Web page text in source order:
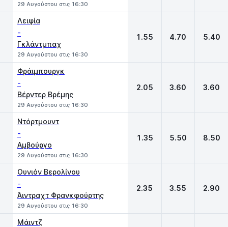
29 Αυγούστου στις 16:30
Λειψία
-
Γκλάντμπαχ
29 Αυγούστου στις 16:30
1.55 4.70 5.40
Φράιμπουργκ
-
Βέρντερ Βρέμης
29 Αυγούστου στις 16:30
2.05 3.60 3.60
Ντόρτμουντ
-
Αμβούργο
29 Αυγούστου στις 16:30
1.35 5.50 8.50
Ουνιόν Βερολίνου
-
Άιντραχτ Φρανκφούρτης
29 Αυγούστου στις 16:30
2.35 3.55 2.90
Μάιντζ